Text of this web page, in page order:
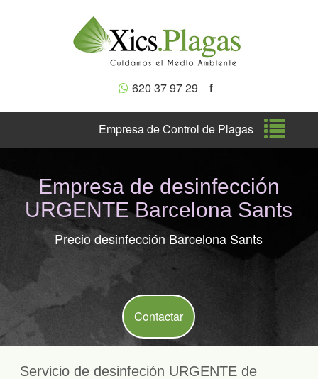
620 37 97 29 f
Empresa de Control de Plagas
Empresa de desinfección
URGENTE Barcelona Sants
Precio desinfección Barcelona Sants
Contactar
Servicio de desinfeción URGENTE de